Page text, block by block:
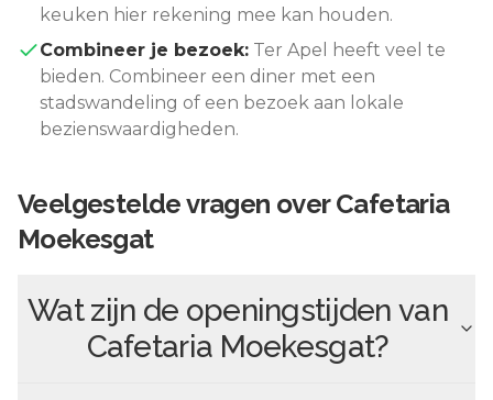
keuken hier rekening mee kan houden.
Combineer je bezoek: Ter Apel
heeft veel te
bieden. Combineer een diner met een
stadswandeling of een bezoek aan lokale
bezienswaardigheden.
Veelgestelde vragen overCafetaria
Moekesgat
Wat zijn de openingstijden van
Cafetaria Moekesgat?